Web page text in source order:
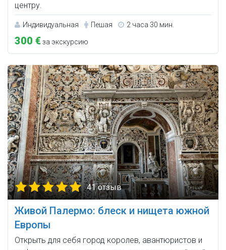
центру.
Индивидуальная Пешая 2 часа 30 мин.
300 €за экскурсию
41 отзыв
Живой Палермо: блеск и нищета южной
Европы
Открыть для себя город королев, авантюристов и